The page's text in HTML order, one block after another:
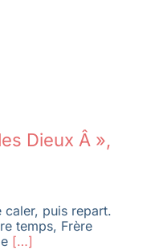
Dieux Â »,
caler, puis repart.
temps, Frère
[…]